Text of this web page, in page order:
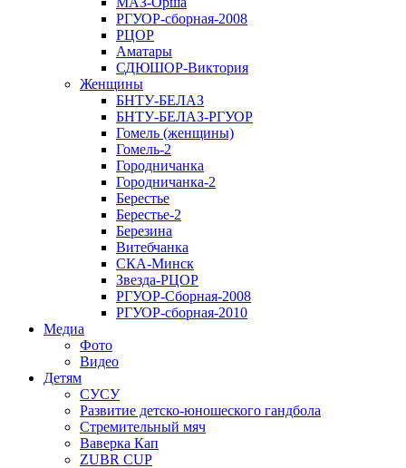
РГУОР-сборная-2008
РЦОР
Аматары
СДЮШОР-Виктория
Женщины
БНТУ-БЕЛАЗ
БНТУ-БЕЛАЗ-РГУОР
Гомель (женщины)
Гомель-2
Городничанка
Городничанка-2
Берестье
Берестье-2
Березина
Витебчанка
СКА-Минск
Звезда-РЦОР
РГУОР-Сборная-2008
РГУОР-сборная-2010
Медиа
Фото
Видео
Детям
СУСУ
Развитие детско-юношеского гандбола
Стремительный мяч
Ваверка Кап
ZUBR CUP